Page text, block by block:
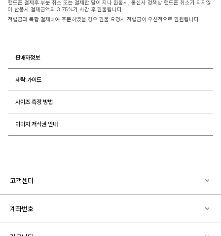
핸드폰 결제후 부분 취소 또는 결제한 달이 지나 환불시, 통신사 정책상 핸드폰 취소가 되지않
아 반품시 결제금액의 3.75%가 차감 후 환불됩니다.
적립금과 복합 결제하여 주문하였을 경우 환불 요청시 적립금이 우선적으로 환원됩니다.
판매자정보
세탁 가이드
사이즈 측정 방법
이미지 저작권 안내
고객센터
계좌번호